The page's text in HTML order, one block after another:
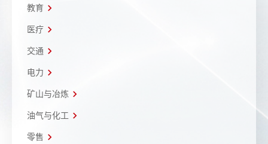
教育
医疗
交通
电力
矿山与冶炼
油气与化工
零售